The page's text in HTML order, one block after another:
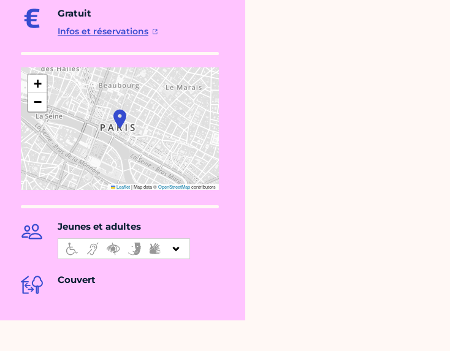
Gratuit
Infos et réservations
+
−
Leaflet|Map data ©OpenStreetMapcontributors
Jeunes et adultes
Couvert